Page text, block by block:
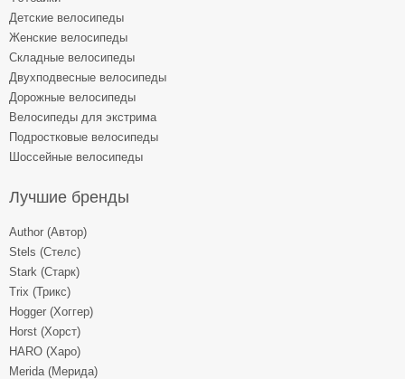
Детские велосипеды
Женские велосипеды
Складные велосипеды
Двухподвесные велосипеды
Дорожные велосипеды
Велосипеды для экстрима
Подростковые велосипеды
Шоссейные велосипеды
Лучшие бренды
Author (Автор)
Stels (Стелс)
Stark (Старк)
Trix (Трикс)
Hogger (Хоггер)
Horst (Хорст)
HARO (Харо)
Merida (Мерида)